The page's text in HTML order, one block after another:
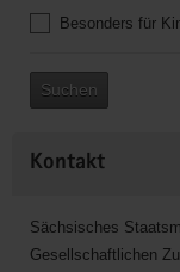
Besonders für
Suchen
Kontakt
Sächsisches
Gesellschaftlichen